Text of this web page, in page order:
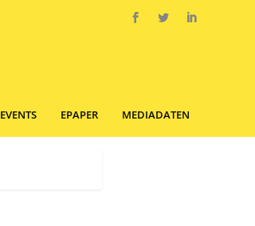
EVENTS EPAPER MEDIADATEN